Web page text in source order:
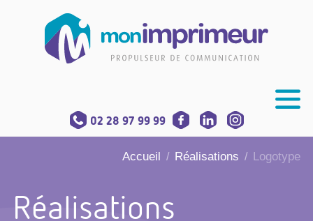
02 28 97 99 99
Accueil / Réalisations / Logotype
Réalisations